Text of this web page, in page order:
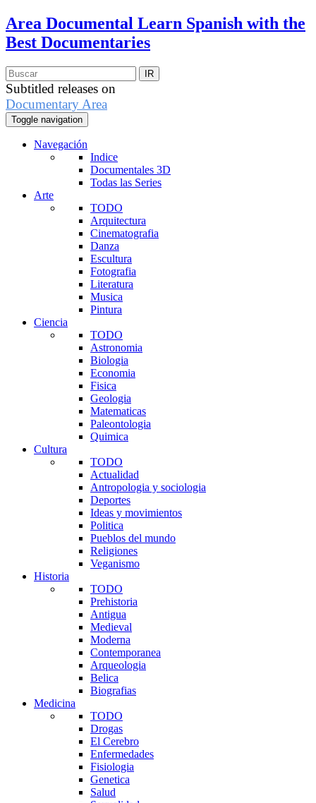
Area Documental Learn Spanish with the
Best Documentaries
Subtitled releases on
Documentary Area
Toggle navigation
Navegación
Indice
Documentales 3D
Todas las Series
Arte
TODO
Arquitectura
Cinematografia
Danza
Escultura
Fotografia
Literatura
Musica
Pintura
Ciencia
TODO
Astronomia
Biologia
Economia
Fisica
Geologia
Matematicas
Paleontologia
Quimica
Cultura
TODO
Actualidad
Antropologia y sociologia
Deportes
Ideas y movimientos
Politica
Pueblos del mundo
Religiones
Veganismo
Historia
TODO
Prehistoria
Antigua
Medieval
Moderna
Contemporanea
Arqueologia
Belica
Biografias
Medicina
TODO
Drogas
El Cerebro
Enfermedades
Fisiologia
Genetica
Salud